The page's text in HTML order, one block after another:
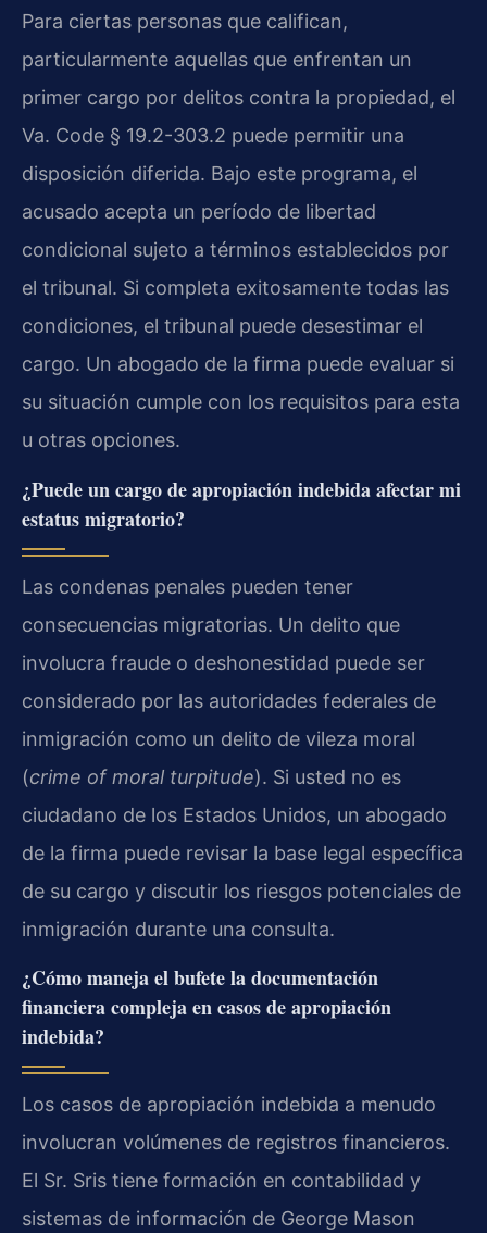
Para ciertas personas que califican,
particularmente aquellas que enfrentan un
primer cargo por delitos contra la propiedad, el
Va. Code § 19.2-303.2 puede permitir una
disposición diferida. Bajo este programa, el
acusado acepta un período de libertad
condicional sujeto a términos establecidos por
el tribunal. Si completa exitosamente todas las
condiciones, el tribunal puede desestimar el
cargo. Un abogado de la firma puede evaluar si
su situación cumple con los requisitos para esta
u otras opciones.
¿Puede un cargo de apropiación indebida afectar mi
estatus migratorio?
Las condenas penales pueden tener
consecuencias migratorias. Un delito que
involucra fraude o deshonestidad puede ser
considerado por las autoridades federales de
inmigración como un delito de vileza moral
(crime of moral turpitude). Si usted no es
ciudadano de los Estados Unidos, un abogado
de la firma puede revisar la base legal específica
de su cargo y discutir los riesgos potenciales de
inmigración durante una consulta.
¿Cómo maneja el bufete la documentación
financiera compleja en casos de apropiación
indebida?
Los casos de apropiación indebida a menudo
involucran volúmenes de registros financieros.
El Sr. Sris tiene formación en contabilidad y
sistemas de información de George Mason